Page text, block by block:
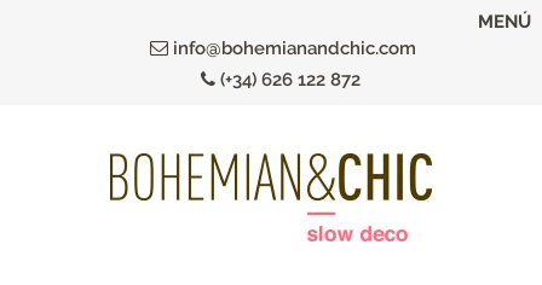
info@bohemianandchic.com
(+34) 626 122 872
MENÚ